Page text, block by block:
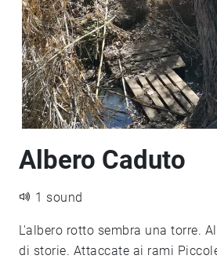
Albero Caduto
1 sound
L'albero rotto sembra una torre.
di storie. Attaccate ai rami